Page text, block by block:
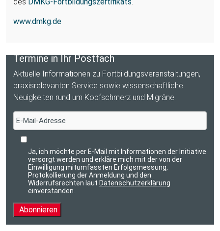
www.dmkg.de
Termine in Ihr Postfach
Aktuelle Informationen zu Fortbildungs­veranstaltungen,
praxis­relevanten Service sowie wissenschaftliche
Neuigkeiten rund um Kopfschmerz und Migräne.
Ja, ich möchte per E-Mail mit Informationen der Initiative
versorgt werden und erkläre mich mit der von der
Einwilligung mitumfassten Erfolgsmessung,
Protokollierung der Anmeldung und den
Widerrufsrechten laut Datenschutzerklärung
einverstanden.
Abonnieren